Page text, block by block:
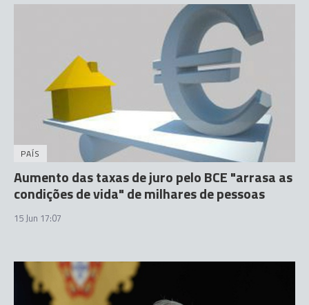
PAÍS
Aumento das taxas de juro pelo BCE "arrasa as
condições de vida" de milhares de pessoas
15 Jun 17:07